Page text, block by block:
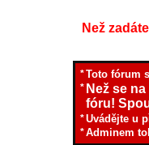
Než
*Toto fórum
* Než se
fóru!
*Uvádějte u
*Adminem